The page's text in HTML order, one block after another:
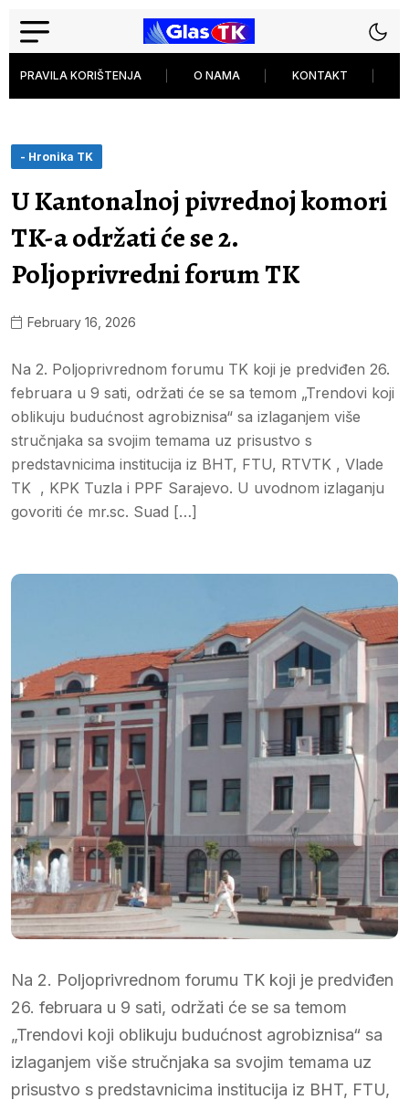
PRAVILA KORIŠTENJA O NAMA KONTAKT
- Hronika TK
U Kantonalnoj pivrednoj komori
TK-a održati će se 2.
Poljoprivredni forum TK
February 16, 2026
Na 2. Poljoprivrednom forumu TK koji je predviđen 26.
februara u 9 sati, održati će se sa temom „Trendovi koji
oblikuju budućnost agrobiznisa“ sa izlaganjem više
stručnjaka sa svojim temama uz prisustvo s
predstavnicima institucija iz BHT, FTU, RTVTK , Vlade
TK , KPK Tuzla i PPF Sarajevo. U uvodnom izlaganju
govoriti će mr.sc. Suad […]
Na 2. Poljoprivrednom forumu TK koji je predviđen
26. februara u 9 sati, održati će se sa temom
„Trendovi koji oblikuju budućnost agrobiznisa“ sa
izlaganjem više stručnjaka sa svojim temama uz
prisustvo s predstavnicima institucija iz BHT, FTU,